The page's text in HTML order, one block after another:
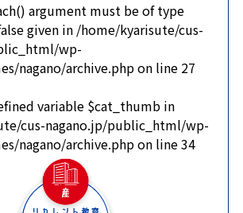
argument must be of type
given in /home/kyarisute/cus-
wp-
nagano/archive.phpon line 27
variable $cat_thumb in
cus-nagano.jp/public_html/wp-
nagano/archive.phpon line34